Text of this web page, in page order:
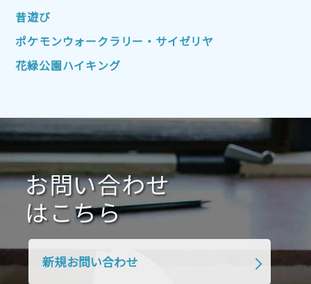
2022年4月
2022年1月 2021年12月 2021年11月
2021年10月 2021年9月
2021年1月 2020年12月 2020年11月
2020年10月 2020年9月 2020年8月
2020年7月 2020年6月 2020年5月
2020年4月 2020年3月 2020年2月
2019年10月 2019年9月
昔遊び
ポケモンウォークラリー・サイゼリヤ
花緑公園ハイキング
お問い合わせ
はこちら
新規お問い合わせ